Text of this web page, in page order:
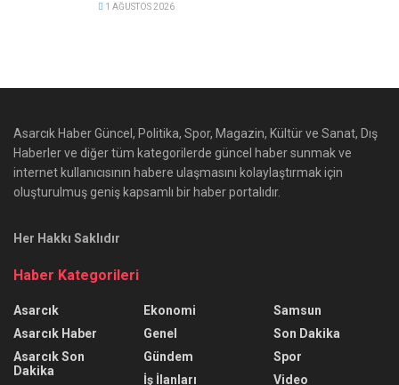
1 AĞUSTOS 2026
Asarcık Haber Güncel, Politika, Spor, Magazin, Kültür ve Sanat, Dış
Haberler ve diğer tüm kategorilerde güncel haber sunmak ve
internet kullanıcısının habere ulaşmasını kolaylaştırmak için
oluşturulmuş geniş kapsamlı bir haber portalıdır.
Her Hakkı Saklıdır
Haber Kategorileri
Asarcık
Asarcık Haber
Asarcık Son
Dakika
Ekonomi
Genel
Gündem
İş İlanları
Samsun
Son Dakika
Spor
Video